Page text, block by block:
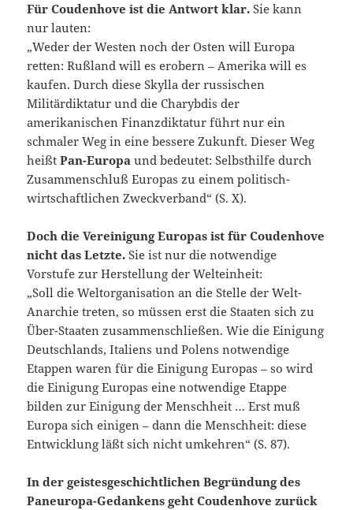
Für Coudenhove ist die Antwort klar. Sie kann
nur lauten:
„Weder der Westen noch der Osten will Europa
retten: Rußland will es erobern – Amerika will es
kaufen. Durch diese Skylla der russischen
Militärdiktatur und die Charybdis der
amerikanischen Finanzdiktatur führt nur ein
schmaler Weg in eine bessere Zukunft. Dieser Weg
heißtPan-Europa und bedeutet: Selbsthilfe durch
Zusammenschluß Europas zu einem politisch-
wirtschaftlichen Zweckverband“ (S. X).
Doch die Vereinigung Europas ist für Coudenhove
nicht das Letzte. Sie ist nur die notwendige
Vorstufe zur Herstellung der Welteinheit:
„Soll die Weltorganisation an die Stelle der Welt-
Anarchie treten, so müssen erst die Staaten sich zu
Über-Staaten zusammenschließen. Wie die Einigung
Deutschlands, Italiens und Polens notwendige
Etappen waren für die Einigung Europas – so wird
die Einigung Europas eine notwendige Etappe
bilden zur Einigung der Menschheit … Erst muß
Europa sich einigen – dann die Menschheit: diese
Entwicklung läßt sich nicht umkehren“ (S. 87).
In der geistesgeschichtlichen Begründung des
Paneuropa-Gedankens geht Coudenhove zurück